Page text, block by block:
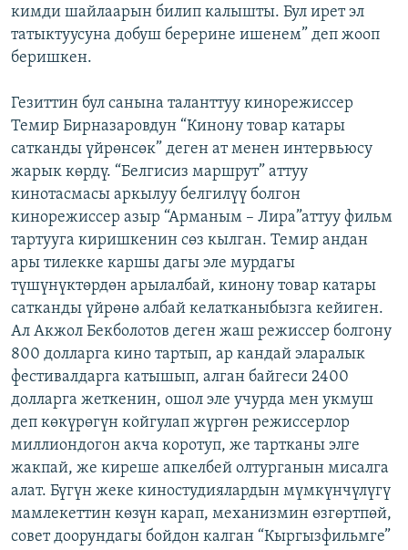
кимди шайлаарын билип калышты. Бул ирет эл
татыктуусуна добуш берерине ишенем” деп жооп
беришкен.
Гезиттин бул санына таланттуу кинорежиссер
Темир Бирназаровдун “Кинону товар катары
сатканды үйрөнсөк” деген ат менен интервьюсу
жарык көрдү. “Белгисиз маршрут” аттуу
кинотасмасы аркылуу белгилүү болгон
кинорежиссер азыр “Арманым – Лира”аттуу фильм
тартууга киришкенин сөз кылган. Темир андан
ары тилекке каршы дагы эле мурдагы
түшүнүктөрдөн арылалбай, кинону товар катары
сатканды үйрөнө албай келатканыбызга кейиген.
Ал Акжол Бекболотов деген жаш режиссер болгону
800 долларга кино тартып, ар кандай эларалык
фестивалдарга катышып, алган байгеси 2400
долларга жеткенин, ошол эле учурда мен укмуш
деп көкүрөгүн койгулап жүргөн режиссерлор
миллиондогон акча коротуп, же тартканы элге
жакпай, же киреше апкелбей олтурганын мисалга
алат. Бүгүн жеке киностудиялардын мүмкүнчүлүгү
мамлекеттин көзүн карап, механизмин өзгөртпөй,
совет доорундагы бойдон калган “Кыргызфильмге”